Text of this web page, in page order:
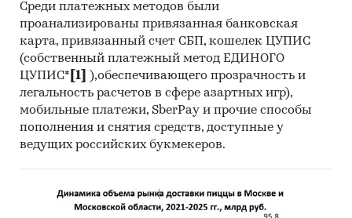
Среди платежных методов были
проанализированы привязанная банковская
карта, привязанный счет СБП, кошелек ЦУПИС
(собственный платежный метод ЕДИНОГО
ЦУПИС* [1]
),обеспечивающего прозрачность и
легальность расчетов в сфере азартных игр),
мобильные платежи, SberPay и прочие способы
пополнения и снятия средств, доступные у
ведущих российских букмекеров.